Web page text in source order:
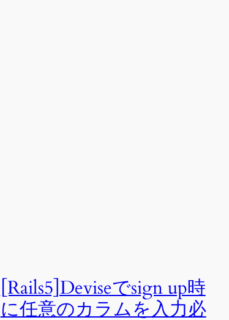
[Rails5]Deviseでsign up時
に任意のカラムを入力必